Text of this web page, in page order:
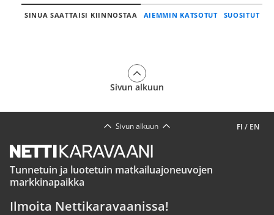
SINUA SAATTAISI KIINNOSTAA AIEMMIN KATSOTUT SUOSITUT
Sivun alkuun
FI / EN
Sivun alkuun
Tunnetuin ja luotetuin matkailuajoneuvojen
markkinapaikka
Ilmoita Nettikaravaanissa!